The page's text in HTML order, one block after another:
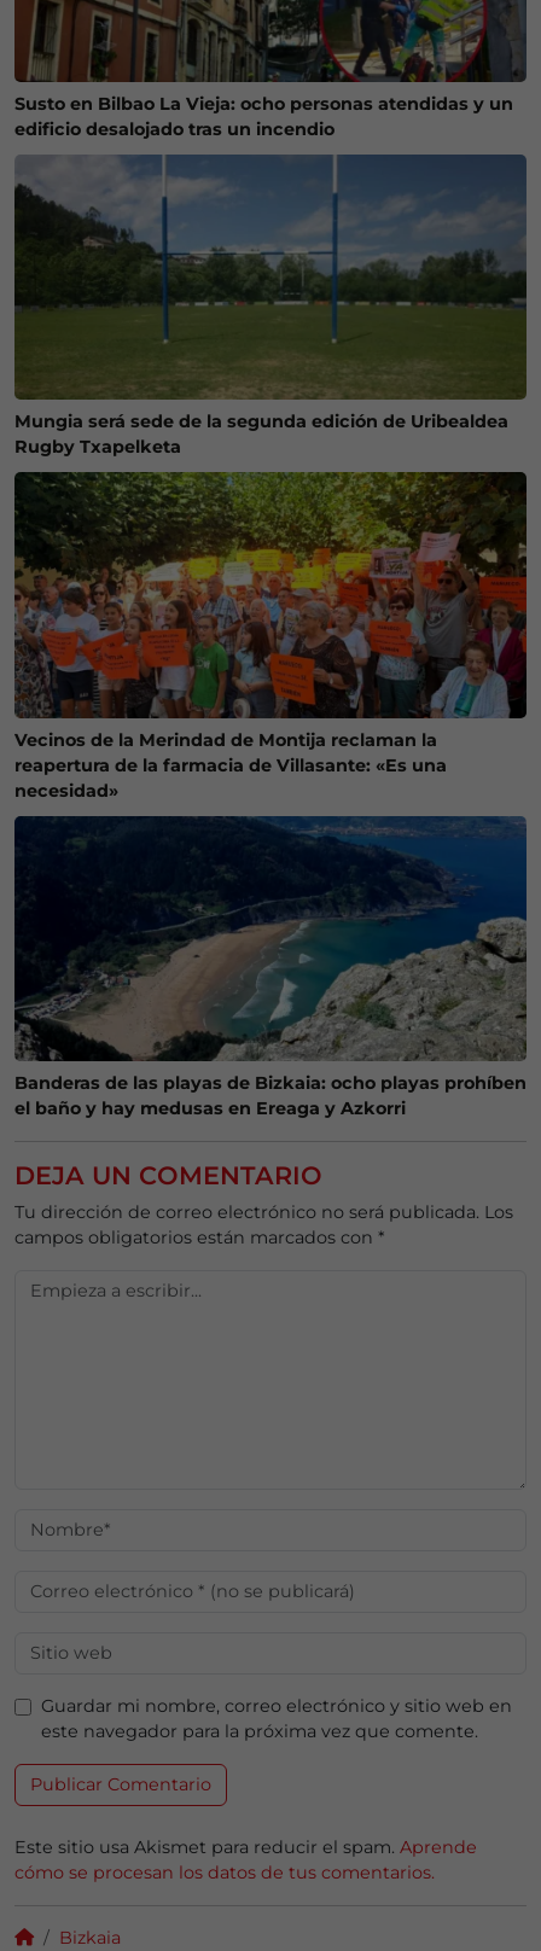
Susto en Bilbao La Vieja: ocho personas atendidas y un
edificio desalojado tras un incendio
Mungia será sede de la segunda edición de Uribealdea
Rugby Txapelketa
Vecinos de la Merindad de Montija reclaman la
reapertura de la farmacia de Villasante: «Es una
necesidad»
Banderas de las playas de Bizkaia: ocho playas prohíben
el baño y hay medusas en Ereaga y Azkorri
DEJA UN COMENTARIO
Tu dirección de correo electrónico no será publicada. Los
campos obligatorios están marcados con *
Guardar mi nombre, correo electrónico y sitio web en
este navegador para la próxima vez que comente.
Este sitio usa Akismet para reducir el spam. Aprende
cómo se procesan los datos de tus comentarios.
Bizkaia